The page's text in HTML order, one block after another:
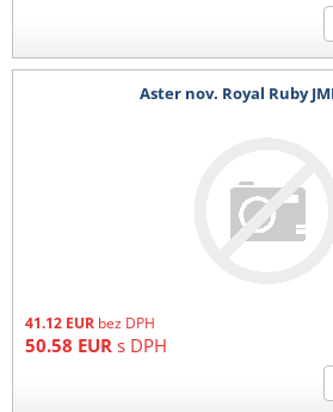
Aster nov. Royal Ruby
41.12 EUR bez DPH
50.58 EUR s DPH